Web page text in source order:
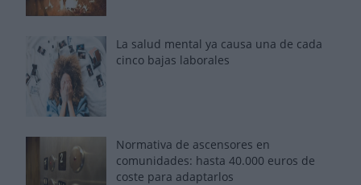
La salud mental ya causa una de cada
cinco bajas laborales
Normativa de ascensores en
comunidades: hasta 40.000 euros de
coste para adaptarlos